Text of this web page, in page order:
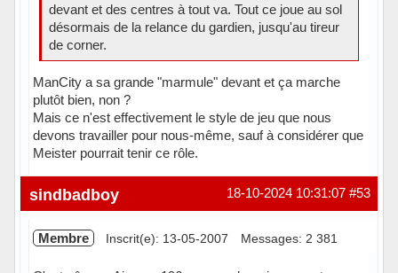
devant et des centres à tout va. Tout ce joue au sol
désormais de la relance du gardien, jusqu'au tireur
de corner.
ManCity a sa grande "marmule" devant et ça marche
plutôt bien, non ?
Mais ce n'est effectivement le style de jeu que nous
devons travailler pour nous-même, sauf à considérer que
Meister pourrait tenir ce rôle.
Hors ligne #53
18-10-2024 10:31:07
sindbadboy
Membre Inscrit(e): 13-05-2007 Messages: 2 381